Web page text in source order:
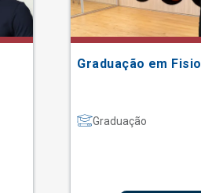
Graduação em
Graduação